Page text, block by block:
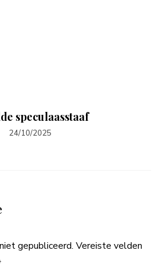
speculaasstaaf
24/10/2025
gepubliceerd. Vereiste velden